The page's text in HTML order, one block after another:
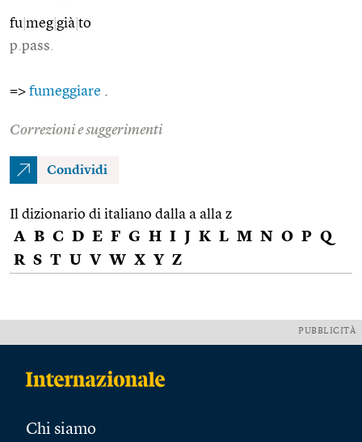
fu meg già to
p.pass.
=> fumeggiare
Correzioni e suggerimenti
Condividi
Il dizionario di italiano dalla a alla z
A B C D E F G H I J K L M N O P Q
R S T U V W X Y Z
PUBBLICITÀ
Chi siamo